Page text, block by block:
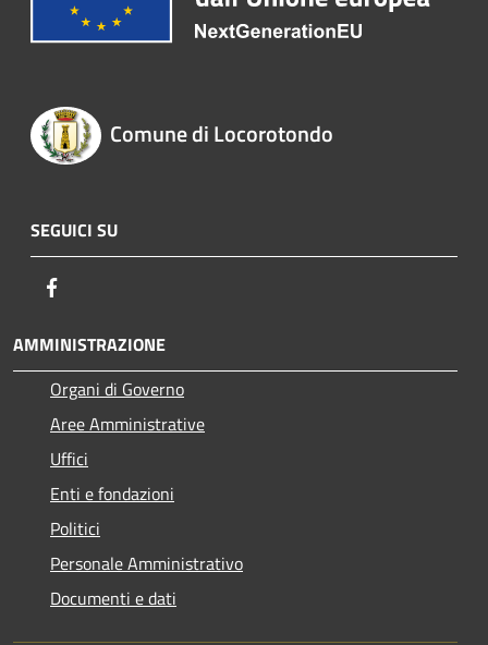
Comune di Locorotondo
SEGUICI SU
AMMINISTRAZIONE
Organi di Governo
Aree Amministrative
Uffici
Enti e fondazioni
Politici
Personale Amministrativo
Documenti e dati